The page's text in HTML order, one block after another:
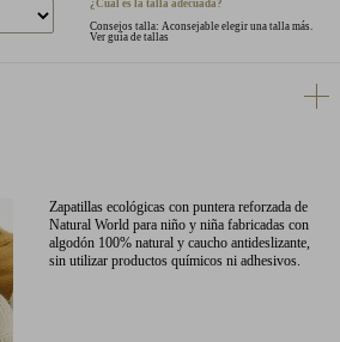
¿Cuál es la talla adecuada?
Consejos talla: Aconsejable elegir una talla más.
Ver guía de tallas
Zapatillas ecológicas con puntera reforzada de
Natural World para niño y niña fabricadas con
algodón 100% natural y caucho antideslizante,
sin utilizar productos químicos ni adhesivos.